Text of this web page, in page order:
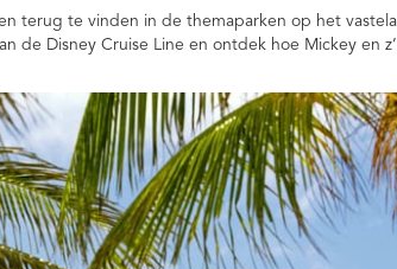
terug te vinden in de themaparken op het
de Disney Cruise Line en ontdek hoe Mickey en